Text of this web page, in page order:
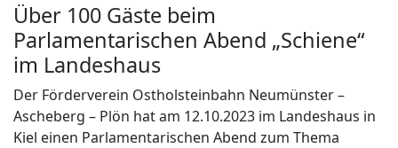
Über 100 Gäste beim
Parlamentarischen Abend „Schiene“
im Landeshaus
Der Förderverein Ostholsteinbahn Neumünster –
Ascheberg – Plön hat am 12.10.2023 im Landeshaus in
Kiel einen Parlamentarischen Abend zum Thema